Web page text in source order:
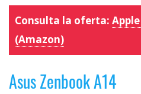
Consulta la oferta:
(Amazon)
Asus Zenbook A14